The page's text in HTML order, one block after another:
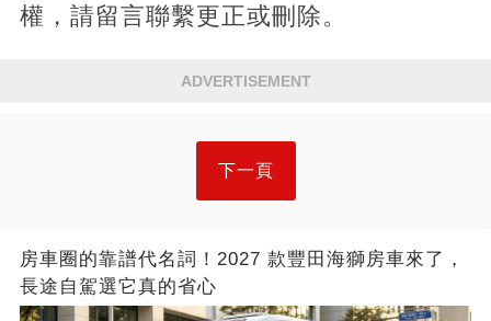
權，請留言聯繫更正或刪除。
ADVERTISEMENT
下一頁
房車圈的靠譜代名詞！2027 款豐田海獅房車來了，
長途自駕選它真的省心